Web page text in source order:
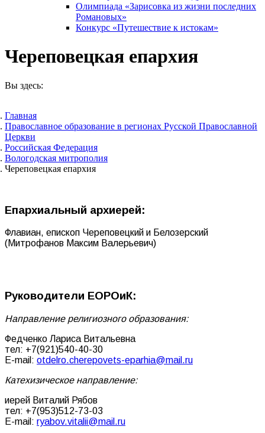
Олимпиада «Зарисовка из жизни последних
Романовых»
Конкурс «Путешествие к истокам»
Череповецкая епархия
Вы здесь:
Главная
Православное образование в регионах Русской Православной
Церкви
Российская Федерация
Вологодская митрополия
Череповецкая епархия
Епархиальный архиерей:
Флавиан, епископ Череповецкий и Белозерский
(Митрофанов Максим Валерьевич)
Руководители ЕОРОиК:
Направление религиозного образования:
Федченко Лариса Витальевна
тел: +7(921)540-40-30
E-mail: otdelro.cherepovets-eparhia@mail.ru
Катехизическое направление:
иерей Виталий Рябов
тел: +7(953)512-73-03
E-mail: ryabov.vitalii@mail.ru